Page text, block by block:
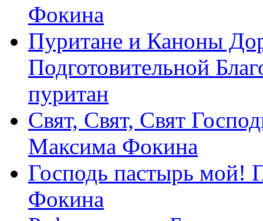
Фокина
Пуритане и Каноны
Подготовительной
пуритан
Свят, Свят, Свят
Максима Фокина
Господь пастырь мой!
Фокина